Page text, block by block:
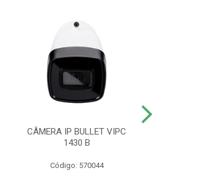
CÂMERA IP BULLET VIPC
1430 B
Código: 570044